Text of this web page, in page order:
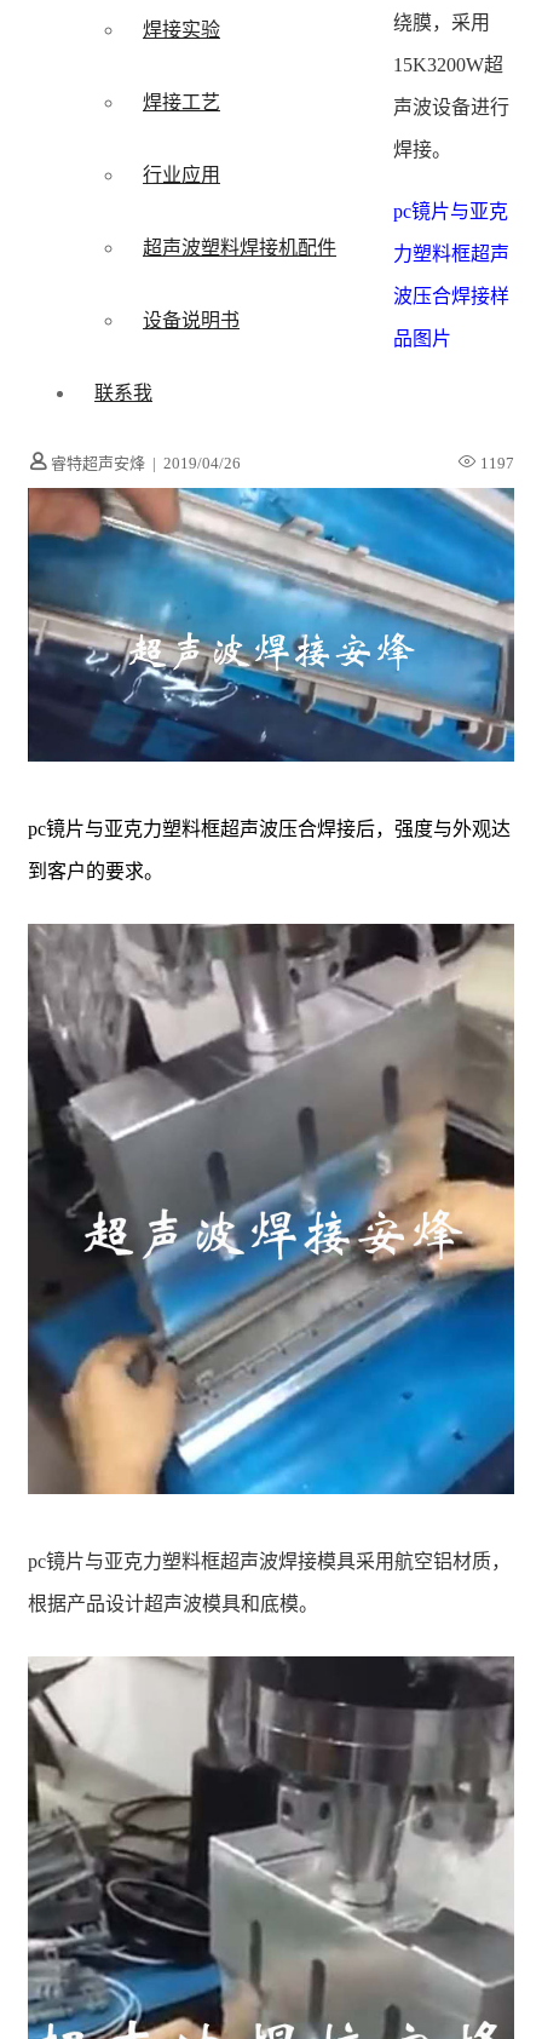
焊接实验
焊接工艺
行业应用
超声波塑料焊接机配件
设备说明书
联系我
睿特超声安烽 | 2019/04/26 1197
绕膜，采用
15K3200W超
声波设备进行
焊接。
pc镜片与亚克
力塑料框超声
波压合焊接样
品图片
pc镜片与亚克力塑料框超声波压合焊接后，强度与外观达
到客户的要求。
pc镜片与亚克力塑料框超声波焊接模具采用航空铝材质，
根据产品设计超声波模具和底模。